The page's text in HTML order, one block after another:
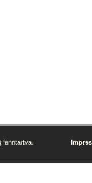
fenntartva.